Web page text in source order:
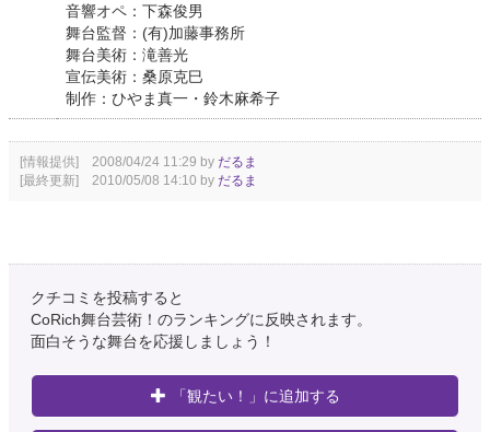
音響オペ：下森俊男
舞台監督：(有)加藤事務所
舞台美術：滝善光
宣伝美術：桑原克巳
制作：ひやま真一・鈴木麻希子
[情報提供] 2008/04/24 11:29 by だるま
[最終更新] 2010/05/08 14:10 by だるま
クチコミを投稿すると
CoRich舞台芸術！のランキングに反映されます。
面白そうな舞台を応援しましょう！
「観たい！」に追加する